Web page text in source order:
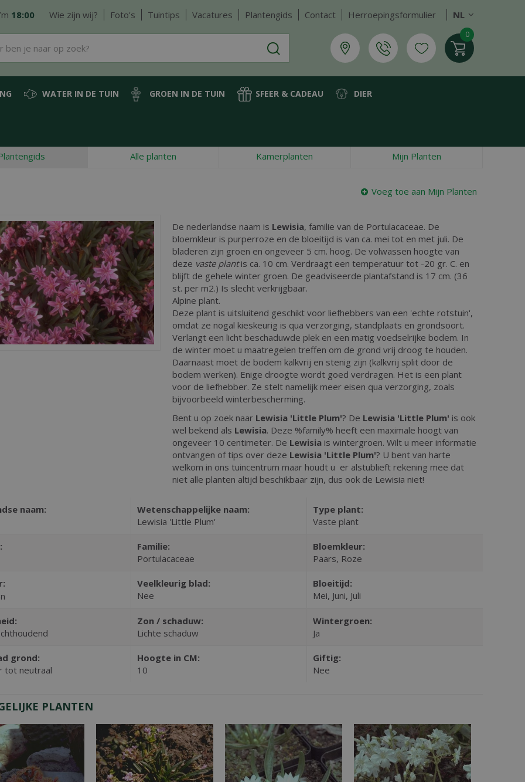
18:00 Wie zijn wij? Foto's Tuintips Vacatures Plantengids Contact Herroepingsformulier NL
WATER IN DE TUIN GROEN IN DE TUIN SFEER & CADEAU DIER
Alle planten Kamerplanten Mijn Planten
Voeg toe aan Mijn Planten
De nederlandse naam is Lewisia, familie van de Portulacaceae. De
bloemkleur is purperroze en de bloeitijd is van ca. mei tot en met juli. De
bladeren zijn groen en ongeveer 5 cm. hoog. De volwassen hoogte van
deze vaste plantis ca. 10 cm. Verdraagt een temperatuur tot -20 gr. C. en
blijft de gehele winter groen. De geadviseerde plantafstand is 17 cm. (36
st. per m2.) Is slecht verkrijgbaar.
Alpine plant.
Deze plant is uitsluitend geschikt voor liefhebbers van een 'echte rotstuin',
omdat ze nogal kieskeurig is qua verzorging, standplaats en grondsoort.
Verlangt een licht beschaduwde plek en een matig voedselrijke bodem. In
de winter moet u maatregelen treffen om de grond vrij droog te houden.
Daarnaast moet de bodem kalkvrij en stenig zijn (kalkvrij split door de
bodem werken). Enige droogte wordt goed verdragen. Het is een plant
voor de liefhebber. Ze stelt namelijk meer eisen qua verzorging, zoals
bijvoorbeeld winterbescherming.
Bent u op zoek naar Lewisia 'Little Plum'? De Lewisia 'Little Plum' is ook
wel bekend als Lewisia. Deze %family% heeft een maximale hoogt van
ongeveer 10 centimeter. De Lewisia is wintergroen. Wilt u meer informatie
ontvangen of tips over deze Lewisia 'Little Plum'? U bent van harte
welkom in ons tuincentrum maar houdt u er alstublieft rekening mee dat
niet alle planten altijd beschikbaar zijn, dus ook de Lewisia niet!
naam:
Wetenschappelijke naam:
Lewisia 'Little Plum'
Type plant:
Vaste plant
Familie:
Portulacaceae
Bloemkleur:
Paars, Roze
Veelkleurig blad:
Nee
Bloeitijd:
Mei, Juni, Juli
Zon / schaduw:
Lichte schaduw
Wintergroen:
Ja
grond:
tot neutraal
Hoogte in CM:
10
Giftig:
Nee
PLANTEN